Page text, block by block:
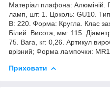
Матеріал плафона: Алюміній.
ламп, шт: 1. Цоколь: GU10.
В: 220. Форма: Кругла. Клас
Білий. Висота, мм: 115.
75. Вага, кг: 0,26. Артикул
врізний; Форма лампочки:
Приховати